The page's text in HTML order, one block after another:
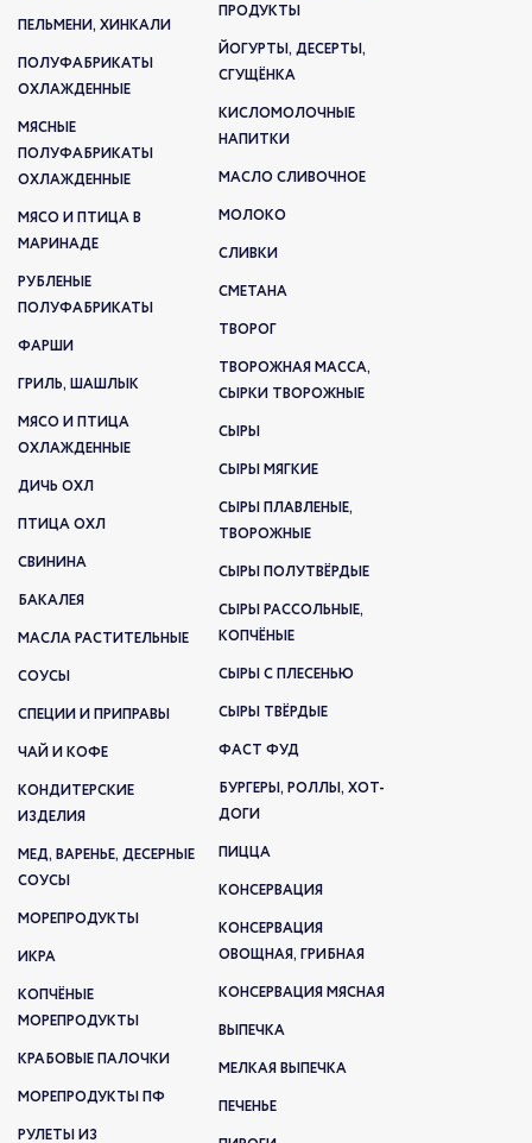
ПЕЛЬМЕНИ, ХИНКАЛИ
ПОЛУФАБРИКАТЫ
ОХЛАЖДЕННЫЕ
МЯСНЫЕ
ПОЛУФАБРИКАТЫ
ОХЛАЖДЕННЫЕ
МЯСО И ПТИЦА В
МАРИНАДЕ
РУБЛЕНЫЕ
ПОЛУФАБРИКАТЫ
ФАРШИ
ГРИЛЬ, ШАШЛЫК
МЯСО И ПТИЦА
ОХЛАЖДЕННЫЕ
ДИЧЬ ОХЛ
ПТИЦА ОХЛ
СВИНИНА
БАКАЛЕЯ
МАСЛА РАСТИТЕЛЬНЫЕ
СОУСЫ
СПЕЦИИ И ПРИПРАВЫ
ЧАЙ И КОФЕ
КОНДИТЕРСКИЕ
ИЗДЕЛИЯ
МЕД, ВАРЕНЬЕ, ДЕСЕРНЫЕ
СОУСЫ
МОРЕПРОДУКТЫ
ИКРА
КОПЧЁНЫЕ
МОРЕПРОДУКТЫ
КРАБОВЫЕ ПАЛОЧКИ
МОРЕПРОДУКТЫ ПФ
РУЛЕТЫ ИЗ
ПРОДУКТЫ
ЙОГУРТЫ, ДЕСЕРТЫ,
СГУЩЁНКА
КИСЛОМОЛОЧНЫЕ
НАПИТКИ
МАСЛО СЛИВОЧНОЕ
МОЛОКО
СЛИВКИ
СМЕТАНА
ТВОРОГ
ТВОРОЖНАЯ МАССА,
СЫРКИ ТВОРОЖНЫЕ
СЫРЫ
СЫРЫ МЯГКИЕ
СЫРЫ ПЛАВЛЕНЫЕ,
ТВОРОЖНЫЕ
СЫРЫ ПОЛУТВЁРДЫЕ
СЫРЫ РАССОЛЬНЫЕ,
КОПЧЁНЫЕ
СЫРЫ С ПЛЕСЕНЬЮ
СЫРЫ ТВЁРДЫЕ
ФАСТ ФУД
БУРГЕРЫ, РОЛЛЫ, ХОТ-
ДОГИ
ПИЦЦА
КОНСЕРВАЦИЯ
КОНСЕРВАЦИЯ
ОВОЩНАЯ, ГРИБНАЯ
КОНСЕРВАЦИЯ МЯСНАЯ
ВЫПЕЧКА
МЕЛКАЯ ВЫПЕЧКА
ПЕЧЕНЬЕ